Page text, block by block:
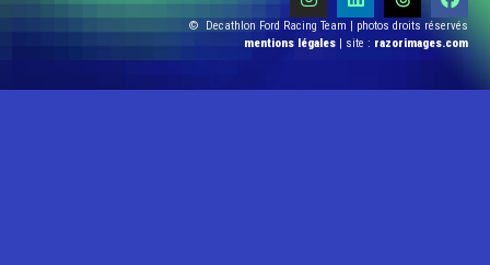
© Decathlon Ford Racing Team | photos droits réservés
mentions légales | site : razorimages.com